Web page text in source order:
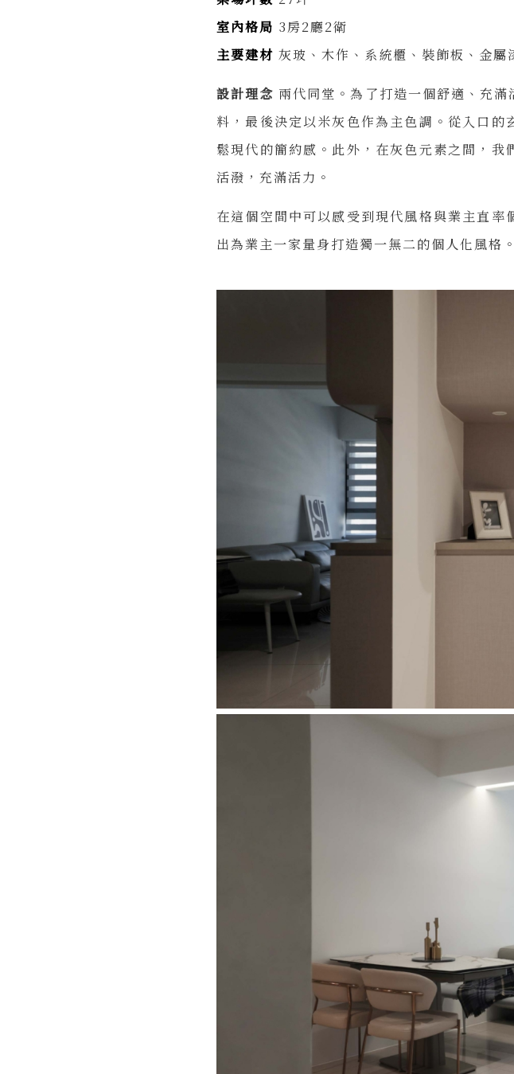
室內格局 3房2廳2衛
主要建材 灰玻、木作、系統櫃、裝飾板、金屬
設計理念 兩代同堂。為了打造一個舒適、充
料，最後決定以米灰色作為主色調。從入口
鬆現代的簡約感。此外，在灰色元素之間，
活潑，充滿活力。
在這個空間中可以感受到現代風格與業主直
出為業主一家量身打造獨一無二的個人化風格。